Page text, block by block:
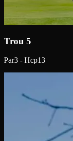
Trou 5
Par3 - Hcp13